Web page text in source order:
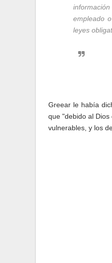
empleado
leyes
Greear le había
que "debido al
vulnerables, y los